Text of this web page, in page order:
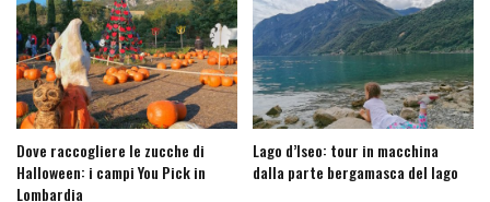
Dove raccogliere le zucche di
Halloween: i campi You Pick in
Lombardia
Lago d’Iseo: tour in macchina
dalla parte bergamasca del lago